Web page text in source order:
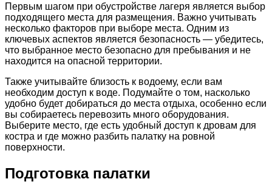
Первым шагом при обустройстве лагеря является выбор
подходящего места для размещения. Важно учитывать
несколько факторов при выборе места. Одним из
ключевых аспектов является безопасность — убедитесь,
что выбранное место безопасно для пребывания и не
находится на опасной территории.
Также учитывайте близость к водоему, если вам
необходим доступ к воде. Подумайте о том, насколько
удобно будет добираться до места отдыха, особенно если
вы собираетесь перевозить много оборудования.
Выберите место, где есть удобный доступ к дровам для
костра и где можно разбить палатку на ровной
поверхности.
Подготовка палатки